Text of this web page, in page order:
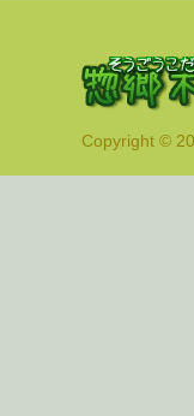
Copyright ©